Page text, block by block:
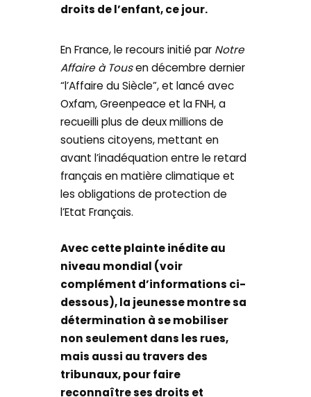
droits de l’enfant, ce jour.
En France, le recours initié par Notre
Affaire à Tousen décembre dernier
“l’Affaire du Siècle”, et lancé avec
Oxfam, Greenpeace et la FNH, a
recueilli plus de deux millions de
soutiens citoyens, mettant en
avant l’inadéquation entre le retard
français en matière climatique et
les obligations de protection de
l’Etat Français.
Avec cette plainte inédite au
niveau mondial (voir
complément d’informations ci-
dessous), la jeunesse montre sa
détermination à se mobiliser
non seulement dans les rues,
mais aussi au travers des
tribunaux, pour faire
reconnaître ses droits et